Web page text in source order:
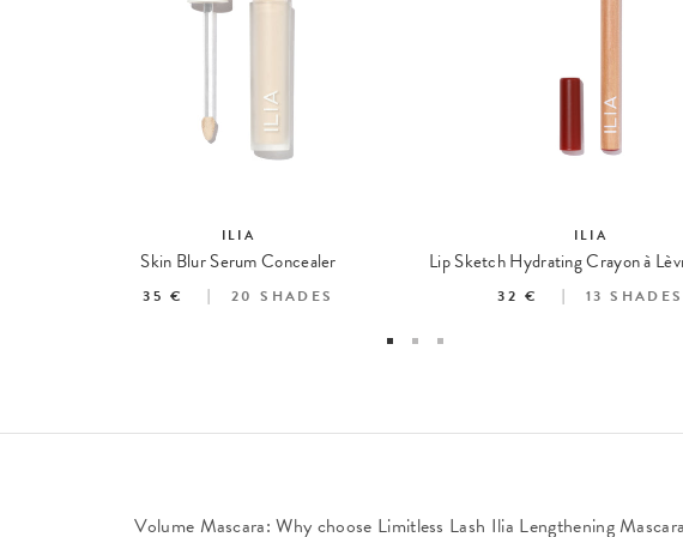
ILIA
Skin Blur Serum Concealer
35 € 20 SHADES
ILIA
32 € 13 SHADES
Volume Mascara: Why choose Limitless Lash Ilia Lengthening